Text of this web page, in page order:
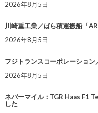
2026年8月5日
川崎重工業／ばら積運搬船「
2026年8月5日
フジトランスコーポレーショ
2026年8月5日
ネバーマイル：TGR Haas F1
した